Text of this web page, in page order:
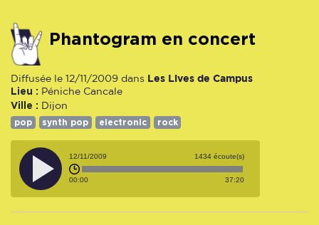
Phantogram en concert
Diffusée le 12/11/2009 dans Les Lives de Campus
Lieu : Péniche Cancale
Ville : Dijon
pop synth pop electronic rock
12/11/2009 1434 écoute(s)
00:00 37:20